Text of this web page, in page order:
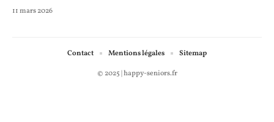
11 mars 2026
© 2025 | happy-seniors.fr
Contact Mentions légales Sitemap